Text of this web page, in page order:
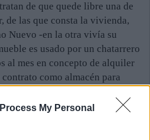
My Personal
de que quede libre una de
de las que consta la vivienda,
Nuevo -en la otra vivía su
es usado por un chatarrero
al mes en concepto de alquiler
como almacén para
motivo por el que los
no quiere vivir nadie",